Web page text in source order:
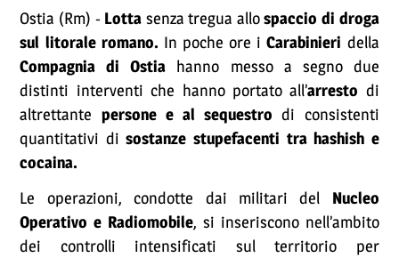
Ostia (Rm) - Lotta senza tregua allospaccio di droga
sul litorale romano. In poche ore iCarabinieri della
Compagnia di Ostia hanno messo a segno due
distinti interventi che hanno portato all’arresto di
altrettante persone e al sequestro di consistenti
quantitativi di sostanze stupefacenti tra hashish e
cocaina.
Le operazioni, condotte dai militari del Nucleo
Operativo e Radiomobile, si inseriscono nell’ambito
dei controlli intensificati sul territorio per